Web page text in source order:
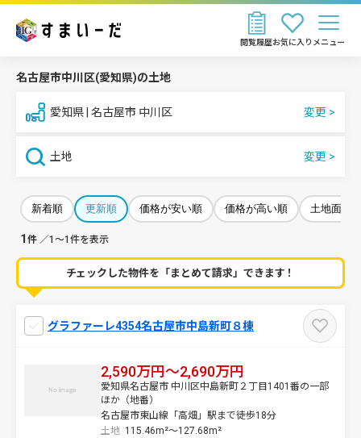
お気に入り
閲覧履歴 メニュー
名古屋市中川区(愛知県)の土地
愛知県 | 名古屋市 中川区
土地
新着順 更新順 価格が安い順 価格が高い順 土地面積
1 件 ／1～1件を表示
チェックした物件を「まとめて請求」できます！
グラファーレ4354名古屋市中島新町８棟
2,590万円～2,690万円
愛知県名古屋市 中川区中島新町２丁目1401番の一部
ほか（地番）
名古屋市東山線「高畑」駅まで徒歩18分
土地 115.46m²～127.68m²